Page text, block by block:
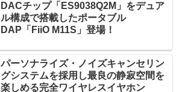
DACチップ「ES9038Q2M」をデュア
ル構成で搭載したポータブル
DAP「FiiO M11S」登場！
パーソナライズ・ノイズキャンセリン
グシステムを採用し最良の静寂空間を
楽しめる完全ワイヤレスイヤホン